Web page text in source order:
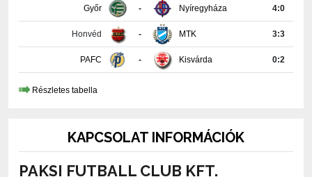
Honvéd MTK 3:3
PAFC Kisvárda 0:2
Részletes tabella
PAKSI FUTBALL CLUB KFT.
7030 Paks, Fehérvári út 29.